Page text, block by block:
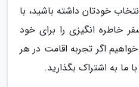
خودتان داشته باشید، با
خاطره انگیزی را برای خود
اگر تجربه اقامت در هر
ما به اشتراک بگذارید.